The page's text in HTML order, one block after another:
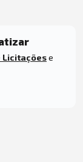
Licitaçõese